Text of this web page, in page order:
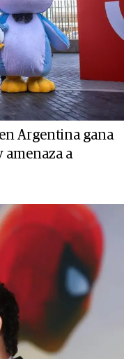
Argentina gana
amenaza a